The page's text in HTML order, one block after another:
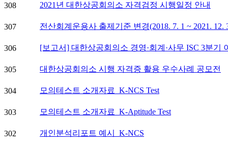
308
2021년 대한상공회의소 자격검정 시행일정 안내
307 전산회계운용사 출제기준 변경(2018. 7. 1 ~ 2021. 12.
306 [보고서] 대한상공회의소 경영·회계·사무 ISC 3분기
305 대한상공회의소 시행 자격증 활용 우수사례 공모전
304 모의테스트 소개자료_K-NCS Test
303 모의테스트 소개자료_K-Aptitude Test
302 개인분석리포트 예시_K-NCS